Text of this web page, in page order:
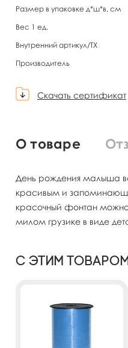
Размер в упаковке д*ш*в, см
Вес 1 ед.
Внутренний артикул/TX
Производитель
Скачать сертификат
О товаре
День рождения малыша
красивым и
красочный фонтан можно
милом грузике в виде
С этим